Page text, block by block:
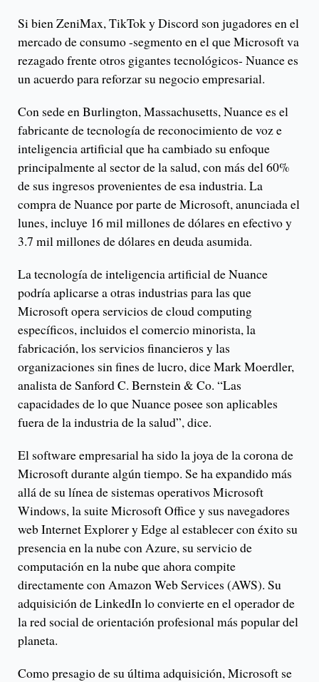
Si bien ZeniMax, TikTok y Discord son jugadores en el
mercado de consumo -segmento en el que Microsoft va
rezagado frente otros gigantes tecnológicos- Nuance es
un acuerdo para reforzar su negocio empresarial.
Con sede en Burlington, Massachusetts, Nuance es el
fabricante de tecnología de reconocimiento de voz e
inteligencia artificial que ha cambiado su enfoque
principalmente al sector de la salud, con más del 60%
de sus ingresos provenientes de esa industria. La
compra de Nuance por parte de Microsoft, anunciada el
lunes, incluye 16 mil millones de dólares en efectivo y
3.7 mil millones de dólares en deuda asumida.
La tecnología de inteligencia artificial de Nuance
podría aplicarse a otras industrias para las que
Microsoft opera servicios de cloud computing
específicos, incluidos el comercio minorista, la
fabricación, los servicios financieros y las
organizaciones sin fines de lucro, dice Mark Moerdler,
analista de Sanford C. Bernstein & Co. “Las
capacidades de lo que Nuance posee son aplicables
fuera de la industria de la salud”, dice.
El software empresarial ha sido la joya de la corona de
Microsoft durante algún tiempo. Se ha expandido más
allá de su línea de sistemas operativos Microsoft
Windows, la suite Microsoft Office y sus navegadores
web Internet Explorer y Edge al establecer con éxito su
presencia en la nube con Azure, su servicio de
computación en la nube que ahora compite
directamente con Amazon Web Services (AWS). Su
adquisición de LinkedIn lo convierte en el operador de
la red social de orientación profesional más popular del
planeta.
Como presagio de su última adquisición, Microsoft se